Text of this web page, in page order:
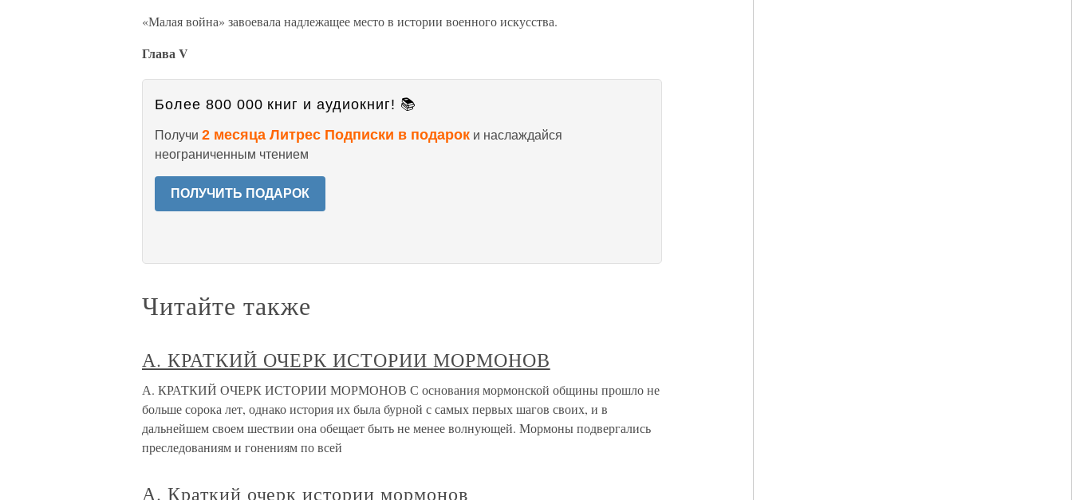
«Малая война» завоевала надлежащее место в истории военного искусства.
Глава V
Более 800 000 книг и аудиокниг! 📚
Получи 2 месяца Литрес Подписки в подарок и наслаждайся
неограниченным чтением
ПОЛУЧИТЬ ПОДАРОК
Читайте также
А. КРАТКИЙ ОЧЕРК ИСТОРИИ МОРМОНОВ
А. КРАТКИЙ ОЧЕРК ИСТОРИИ МОРМОНОВ С основания мормонской общины прошло не
больше сорока лет, однако история их была бурной с самых первых шагов своих, и в
дальнейшем своем шествии она обещает быть не менее волнующей. Мормоны подвергались
преследованиям и гонениям по всей
А. Краткий очерк истории мормонов